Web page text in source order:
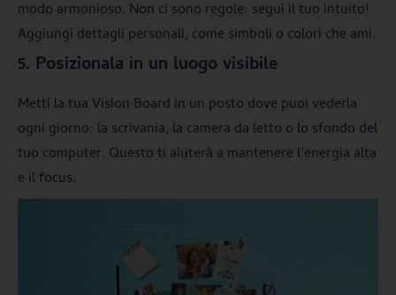
modo armonioso. Non ci sono regole: segui il tuo intuito!
Aggiungi dettagli personali, come simboli o colori che ami.
5. Posizionala in un luogo visibile
Metti la tua Vision Board in un posto dove puoi vederla
ogni giorno: la scrivania, la camera da letto o lo sfondo del
tuo computer. Questo ti aiuterà a mantenere l’energia alta
e il focus.